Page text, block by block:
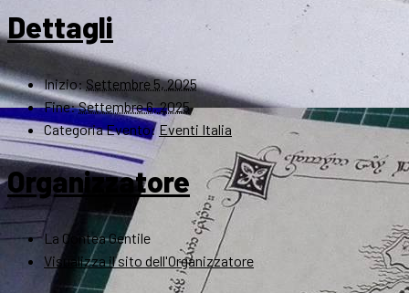
Dettagli
Inizio: Settembre 5, 2025
Fine:Settembre 6, 2025
Categoria Evento: Eventi Italia
Organizzatore
La Contea Gentile
Visualizza il sito dell'Organizzatore